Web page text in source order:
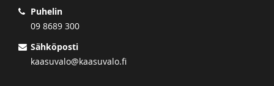
Puhelin
09 8689 300
Sähköposti
kaasuvalo@kaasuvalo.fi